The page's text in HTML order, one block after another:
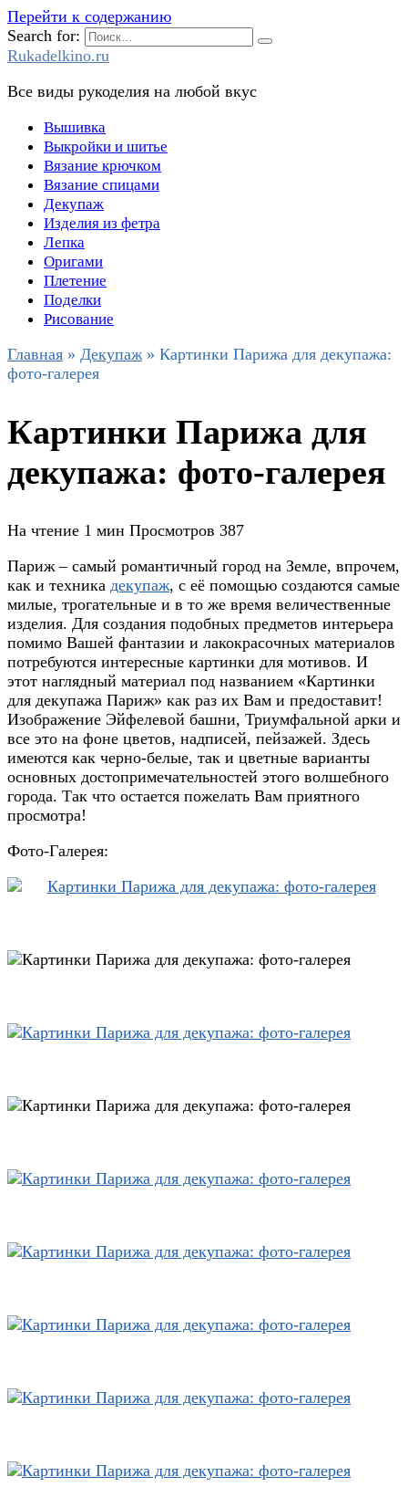
Перейти к содержанию
Search for:
Rukadelkino.ru
Все виды рукоделия на любой вкус
Вышивка
Выкройки и шитье
Вязание крючком
Вязание спицами
Декупаж
Изделия из фетра
Лепка
Оригами
Плетение
Поделки
Рисование
Главная » Декупаж» Картинки Парижа для декупажа:
фото-галерея
Картинки Парижа для
декупажа: фото-галерея
На чтение 1 мин Просмотров 387
Париж – самый романтичный город на Земле, впрочем,
как и техника декупаж, с её помощью создаются самые
милые, трогательные и в то же время величественные
изделия. Для создания подобных предметов интерьера
помимо Вашей фантазии и лакокрасочных материалов
потребуются интересные картинки для мотивов. И
этот наглядный материал под названием «Картинки
для декупажа Париж» как раз их Вам и предоставит!
Изображение Эйфелевой башни, Триумфальной арки и
все это на фоне цветов, надписей, пейзажей. Здесь
имеются как черно-белые, так и цветные варианты
основных достопримечательностей этого волшебного
города. Так что остается пожелать Вам приятного
просмотра!
Фото-Галерея: